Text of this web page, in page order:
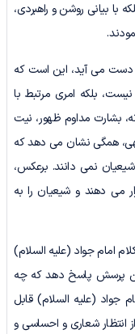
با بیانی روشن و راهبردی،
دست می آید، این است که
بلکه امری مرتبط با
بشارت مداوم ظهور، نیت
همگی نشان می دهد که
نمی دانند. برعکس،
می دهند و شیعیان را به
امام جواد (علیه السلام)
پرسش پاسخ دهد که چه
جواد (علیه السلام) قابل
انتظار شعاری و احساسی و